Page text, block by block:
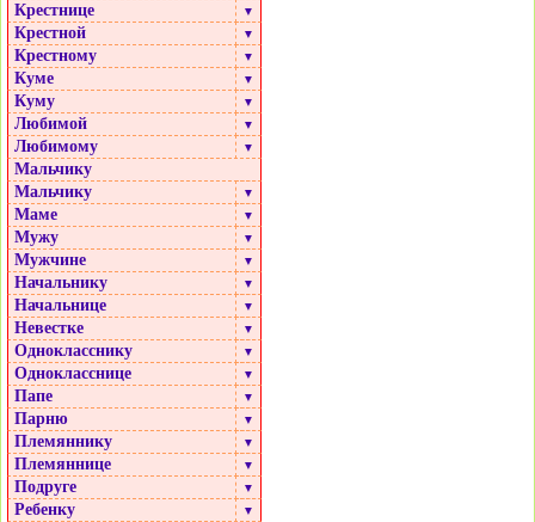
Крестнице ▼
Крестной ▼
Крестному ▼
Куме ▼
Куму ▼
Любимой ▼
Любимому ▼
Мальчику
Мальчику
▼
Маме ▼
Мужу ▼
Мужчине ▼
Начальнику ▼
Начальнице ▼
Невестке ▼
Однокласснику ▼
Однокласснице ▼
Папе ▼
Парню ▼
Племяннику ▼
Племяннице ▼
Подруге ▼
Ребенку ▼